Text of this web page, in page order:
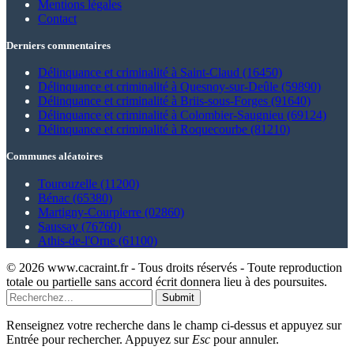
Mentions légales
Contact
Derniers commentaires
Délinquance et criminalité à Saint-Claud (16450)
Délinquance et criminalité à Quesnoy-sur-Deûle (59890)
Délinquance et criminalité à Briis-sous-Forges (91640)
Délinquance et criminalité à Colombier-Saugnieu (69124)
Délinquance et criminalité à Roquecourbe (81210)
Communes aléatoires
Tourouzelle (11200)
Bénac (65380)
Martigny-Courpierre (02860)
Saussay (76760)
Athis-de-l'Orne (61100)
© 2026 www.cacraint.fr - Tous droits réservés - Toute reproduction
totale ou partielle sans accord écrit donnera lieu à des poursuites.
Submit
Renseignez votre recherche dans le champ ci-dessus et appuyez sur
Entrée pour rechercher. Appuyez sur Esc pour annuler.